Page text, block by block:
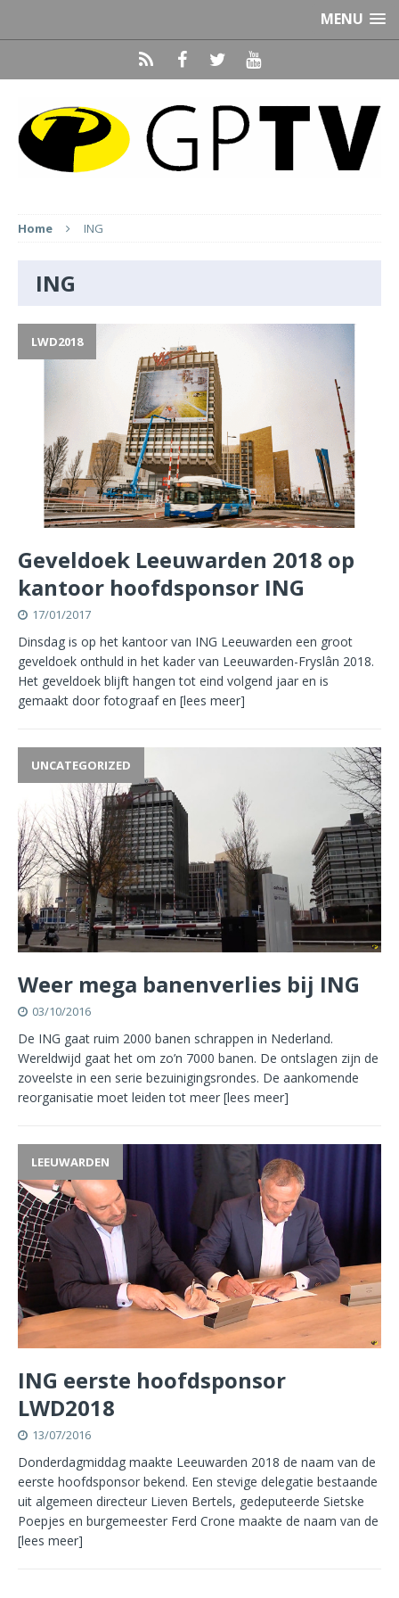
MENU
Home ING
ING
LWD2018
Geveldoek Leeuwarden 2018 op
kantoor hoofdsponsor ING
17/01/2017
Dinsdag is op het kantoor van ING Leeuwarden een groot
geveldoek onthuld in het kader van Leeuwarden-Fryslân 2018.
Het geveldoek blijft hangen tot eind volgend jaar en is
gemaakt door fotograaf en [lees meer]
UNCATEGORIZED
Weer mega banenverlies bij ING
03/10/2016
De ING gaat ruim 2000 banen schrappen in Nederland.
Wereldwijd gaat het om zo’n 7000 banen. De ontslagen zijn de
zoveelste in een serie bezuinigingsrondes. De aankomende
reorganisatie moet leiden tot meer [lees meer]
LEEUWARDEN
ING eerste hoofdsponsor
LWD2018
13/07/2016
Donderdagmiddag maakte Leeuwarden 2018 de naam van de
eerste hoofdsponsor bekend. Een stevige delegatie bestaande
uit algemeen directeur Lieven Bertels, gedeputeerde Sietske
Poepjes en burgemeester Ferd Crone maakte de naam van de
[lees meer]